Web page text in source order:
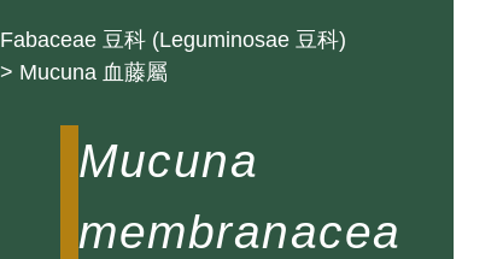
Fabaceae 豆科 (Leguminosae 豆科)
> Mucuna 血藤屬
Mucuna
membranacea